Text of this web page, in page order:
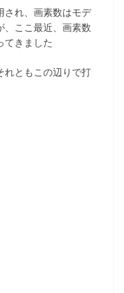
され、画素数はモデ
、ここ最近、画素数
てきました
れともこの辺りで打